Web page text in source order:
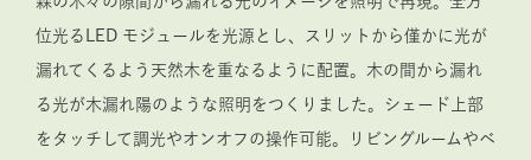
位光るLED モジュールを光源とし、スリットから僅かに光が
漏れてくるよう天然木を重なるように配置。木の間から漏れ
る光が木漏れ陽のような照明をつくりました。シェード上部
をタッチして調光やオンオフの操作可能。リビングルームやベ